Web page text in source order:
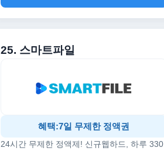
25. 스마트파일
혜택:7일 무제한 정액권
24시간 무제한 정액제! 신규웹하드, 하루 330